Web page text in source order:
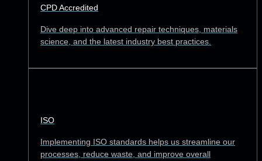
CPD Accredited
Dive deep into advanced repair techniques, materials
science, and the latest industry best practices.
ISO
Implementing ISO standards helps us streamline our
processes, reduce waste, and improve overall